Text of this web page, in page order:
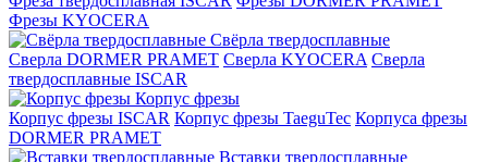
Фрезы KYOCERA
Свёрла твердосплавные
Сверла DORMER PRAMET Сверла KYOCERA Сверла
твердосплавные ISCAR
Корпус фрезы
Корпус фрезы ISCAR Корпус фрезы TaeguTec Корпуса фрезы
DORMER PRAMET
Вставки твердосплавные